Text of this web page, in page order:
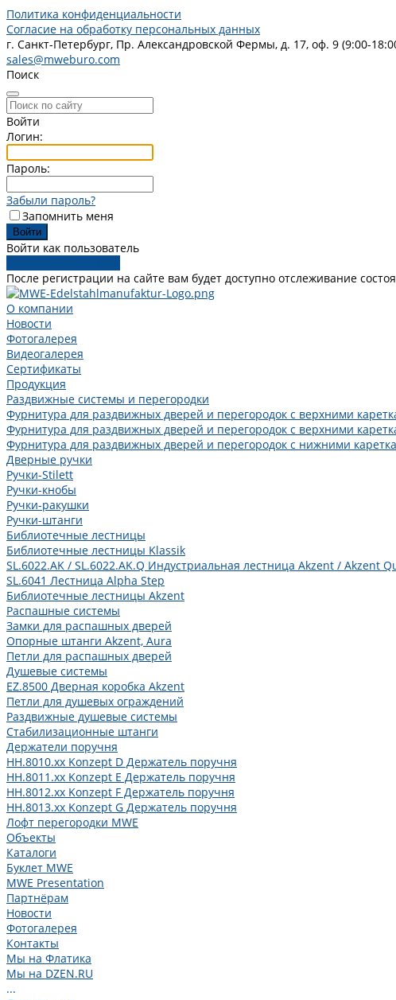
Политика конфиденциальности
Согласие на обработку персональных данных
г. Санкт-Петербург, Пр. Александровской Фермы, д. 17, оф. 9 (9:00-
sales@mweburo.com
Поиск
Войти
Логин:
Пароль:
Забыли пароль?
Запомнить меня
Войти как пользователь
После регистрации на сайте вам будет доступно отслеживание
О компании
Новости
Фотогалерея
Видеогалерея
Сертификаты
Продукция
Раздвижные системы и перегородки
Фурнитура для раздвижных дверей и перегородок с верхними
Фурнитура для раздвижных дверей и перегородок с верхними
Фурнитура для раздвижных дверей и перегородок с нижними
Дверные ручки
Ручки-Stilett
Ручки-кнобы
Ручки-ракушки
Ручки-штанги
Библиотечные лестницы
Библиотечные лестницы Klassik
SL.6022.AK / SL.6022.AK.Q Индустриальная лестница Akzent / Akzent
SL.6041 Лестница Alpha Step
Библиотечные лестницы Akzent
Распашные системы
Замки для распашных дверей
Опорные штанги Akzent, Aura
Петли для распашных дверей
Душевые системы
EZ.8500 Дверная коробка Akzent
Петли для душевых ограждений
Раздвижные душевые системы
Стабилизационные штанги
Держатели поручня
HH.8010.xx Konzept D Держатель поручня
HH.8011.xx Konzept E Держатель поручня
HH.8012.xx Konzept F Держатель поручня
HH.8013.xx Konzept G Держатель поручня
Лофт перегородки MWE
Объекты
Каталоги
Буклет MWE
MWE Presentation
Партнёрам
Новости
Фотогалерея
Контакты
Мы на Флатика
Мы на DZEN.RU
...